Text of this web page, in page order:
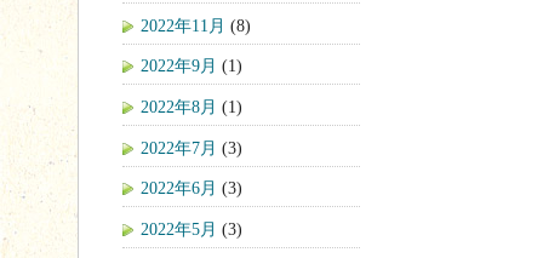
2022年11月 (8)
2022年9月 (1)
2022年8月 (1)
2022年7月 (3)
2022年6月 (3)
2022年5月 (3)